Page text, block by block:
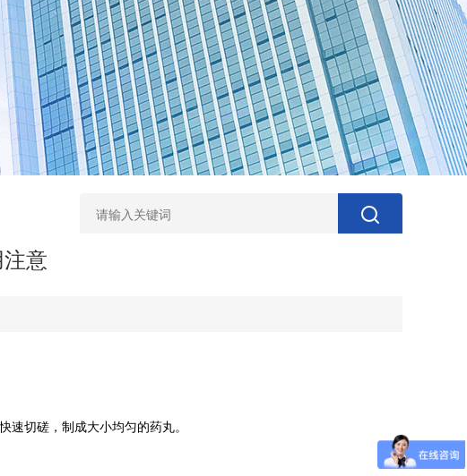
意
切磋，制成大小均匀的药丸。